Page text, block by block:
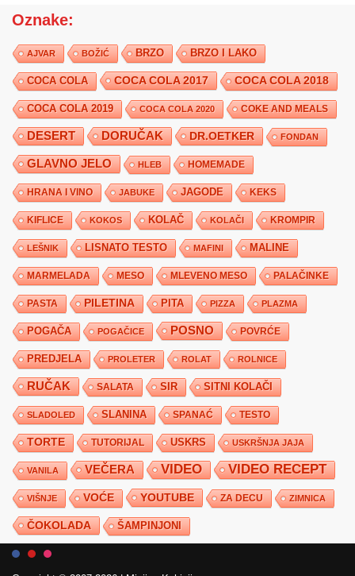
Oznake:
AJVAR BOŽIĆ BRZO BRZO I LAKO
COCA COLA COCA COLA 2017 COCA COLA 2018
COCA COLA 2019 COCA COLA 2020 COKE AND MEALS
DESERT DORUČAK DR.OETKER FONDAN
GLAVNO JELO HLEB HOMEMADE
HRANA I VINO JABUKE JAGODE KEKS
KIFLICE KOKOS KOLAČ KOLAČI KROMPIR
LEŠNIK LISNATO TESTO MAFINI MALINE
MARMELADA MESO MLEVENO MESO PALAČINKE
PASTA PILETINA PITA PIZZA PLAZMA
POGAČA POGAČICE POSNO POVRĆE
PREDJELA PROLETER ROLAT ROLNICE
RUČAK SALATA SIR SITNI KOLAČI
SLADOLED SLANINA SPANAĆ TESTO
TORTE TUTORIJAL USKRS USKRŠNJA JAJA
VANILA VEČERA VIDEO VIDEO RECEPT
VIŠNJE VOĆE YOUTUBE ZA DECU ZIMNICA
ČOKOLADA ŠAMPINJONI